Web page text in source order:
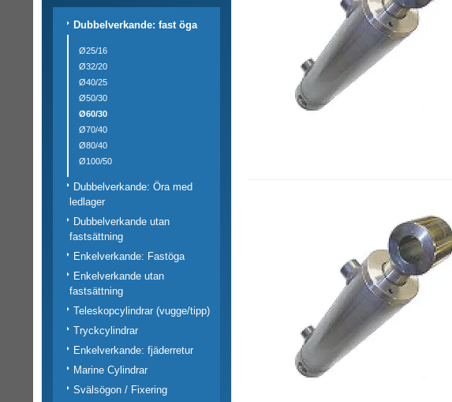
Dubbelverkande: fast öga
Ø25/16
Ø32/20
Ø40/25
Ø50/30
Ø60/30
Ø70/40
Ø80/40
Ø100/50
Dubbelverkande: Öra med
ledlager
Dubbelverkande utan
fastsättning
Enkelverkande: Fastöga
Enkelverkande utan
fastsättning
Teleskopcylindrar (vugge/tipp)
Tryckcylindrar
Enkelverkande: fjäderretur
Marine Cylindrar
Svälsögon / Fixering